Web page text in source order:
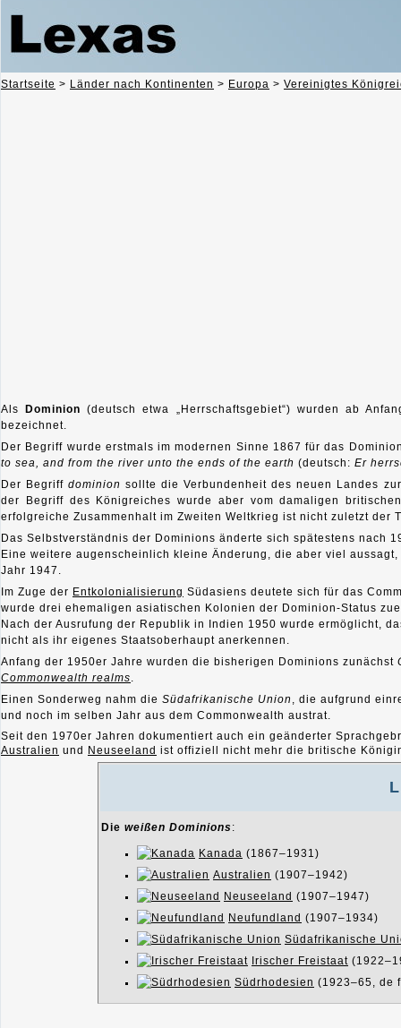
Startseite > Länder nach Kontinenten > Europa > Vereinigtes
AlsDominion (deutsch etwa „Herrschaftsgebiet“) wurden ab
bezeichnet.
Der Begriff wurde erstmals im modernen Sinne 1867 für das
to sea, and from the river unto the ends of the earth (deutsch: Er
Der Begriffdominion sollte die Verbundenheit des neuen Landes
der Begriff des Königreiches wurde aber vom damaligen
erfolgreiche Zusammenhalt im Zweiten Weltkrieg ist nicht zuletzt der
Das Selbstverständnis der Dominions änderte sich spätestens nach
Eine weitere augenscheinlich kleine Änderung, die aber viel
Jahr 1947.
Im Zuge der Entkolonialisierung Südasiens deutete sich für das
wurde drei ehemaligen asiatischen Kolonien der Dominion-Status
Nach der Ausrufung der Republik in Indien 1950 wurde ermöglicht,
nicht als ihr eigenes Staatsoberhaupt anerkennen.
Anfang der 1950er Jahre wurden die bisherigen Dominions zunächst
Commonwealth realms
Einen Sonderweg nahm die Südafrikanische Union
, die aufgrund
und noch im selben Jahr aus dem Commonwealth austrat.
Seit den 1970er Jahren dokumentiert auch ein geänderter
Australien und Neuseeland ist offiziell nicht mehr die britische
Die weißen Dominions:
Kanada (1867–1931)
Australien (1907–1942)
Neuseeland (1907–1947)
Neufundland (1907–1934)
Südafrikanische
Irischer Freistaat
Südrhodesien (1923–65, de